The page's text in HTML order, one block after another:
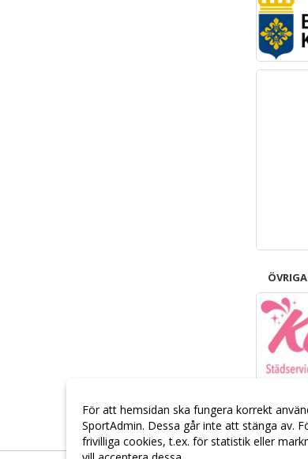
För att hemsidan ska fungera korrekt
SportAdmin. Dessa går inte att stänga av.
frivilliga cookies, t.ex. för statistik eller